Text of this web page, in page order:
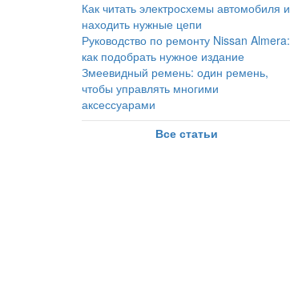
Как читать электросхемы автомобиля и
находить нужные цепи
Руководство по ремонту Nissan Almera:
как подобрать нужное издание
Змеевидный ремень: один ремень,
чтобы управлять многими
аксессуарами
Все статьи